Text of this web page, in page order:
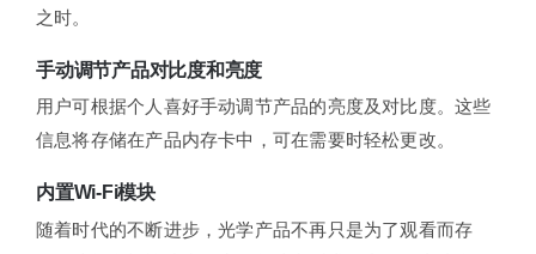
之时。
手动调节产品对比度和亮度
用户可根据个人喜好手动调节产品的亮度及对比度。这些
信息将存储在产品内存卡中，可在需要时轻松更改。
内置Wi-Fi模块
随着时代的不断进步，光学产品不再只是为了观看而存